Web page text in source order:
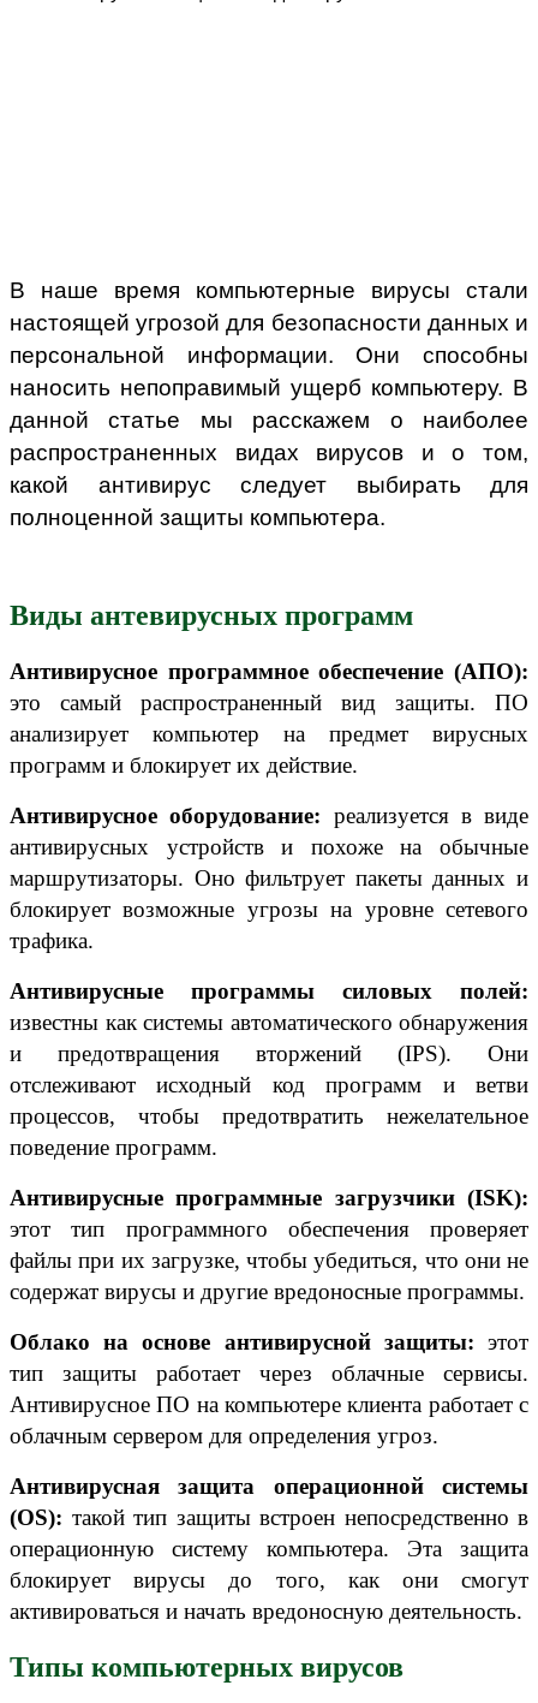
В наше время компьютерные вирусы стали
настоящей угрозой для безопасности данных и
персональной информации. Они способны
наносить непоправимый ущерб компьютеру. В
данной статье мы расскажем о наиболее
распространенных видах вирусов и о том,
какой антивирус следует выбирать для
полноценной защиты компьютера.
Виды антевирусных программ
Антивирусное программное обеспечение (АПО):
это самый распространенный вид защиты. ПО
анализирует компьютер на предмет вирусных
программ и блокирует их действие.
Антивирусное оборудование: реализуется в виде
антивирусных устройств и похоже на обычные
маршрутизаторы. Оно фильтрует пакеты данных и
блокирует возможные угрозы на уровне сетевого
трафика.
Антивирусные программы силовых полей:
известны как системы автоматического обнаружения
и предотвращения вторжений (IPS). Они
отслеживают исходный код программ и ветви
процессов, чтобы предотвратить нежелательное
поведение программ.
Антивирусные программные загрузчики (ISK):
этот тип программного обеспечения проверяет
файлы при их загрузке, чтобы убедиться, что они не
содержат вирусы и другие вредоносные программы.
Облако на основе антивирусной защиты: этот
тип защиты работает через облачные сервисы.
Антивирусное ПО на компьютере клиента работает с
облачным сервером для определения угроз.
Антивирусная защита операционной системы
(OS): такой тип защиты встроен непосредственно в
операционную систему компьютера. Эта защита
блокирует вирусы до того, как они смогут
активироваться и начать вредоносную деятельность.
Типы компьютерных вирусов